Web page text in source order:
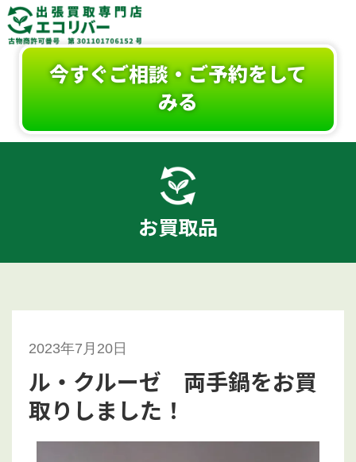
今すぐご相談・ご予約をして
みる
お買取品
2023年7月20日
ル・クルーゼ 両手鍋をお買
取りしました！